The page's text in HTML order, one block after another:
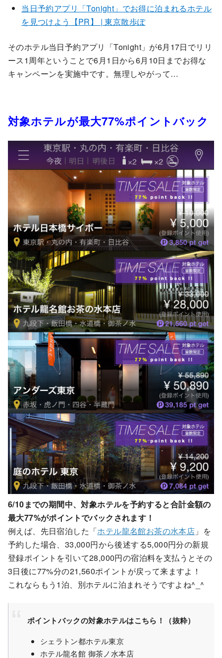
当日予約アプリ「Tonight」でお得に泊まれるホテル
を見つけよう【PR】 | 東京散歩ぽ
そのホテル当日予約アプリ「Tonight」が6月17日でリリ
ース1周年ということで6月1日から6月10日までお得な
キャンペーンを実施中です。無理しやがって…
対象ホテルが最大77%ポイントバック
6/10までの期間中、対象ホテルを予約すると合計金額の
最大77%がポイントでバックされます！
例えば、先日宿泊した「ホテル龍名館お茶の水本店 」を
予約した場合、33,000円から後述する5,000円分の新規
登録ポイントを引いて28,000円の宿泊料を支払うとその
3日後に77%分の21,560ポイントが戻って来ますよ！
これならもう1泊、別ホテルに泊まれそうですよね^_^
ポイントバックの対象ホテルはこちら！（抜粋）
シェラトン都ホテル東京
ホテル龍名館 御茶ノ水本店